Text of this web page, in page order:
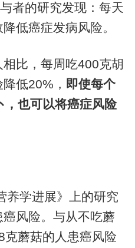
者的研究发现：每天
低癌症发病风险。
比，每周吃400克胡
低20%， 即使每个
，也可以将癌症风险
学进展》上的研究
风险。与从不吃蘑
蘑菇的人患癌风险